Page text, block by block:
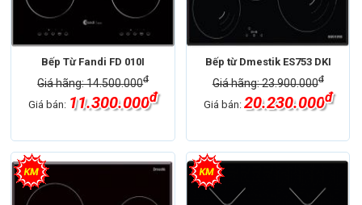
Bếp Từ Fandi FD 010I
Giá hãng: 14.500.000đ
Giá bán: 11.300.000đ
Bếp từ Dmestik ES753 DKI
Giá hãng: 23.900.000đ
Giá bán: 20.230.000đ